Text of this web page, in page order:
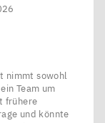
nimmt sowohl
Team um
frühere
und könnte